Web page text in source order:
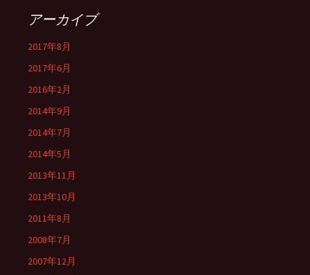
アーカイブ
2017年8月
2017年6月
2016年2月
2014年9月
2014年7月
2014年5月
2013年11月
2013年10月
2011年8月
2008年7月
2007年12月